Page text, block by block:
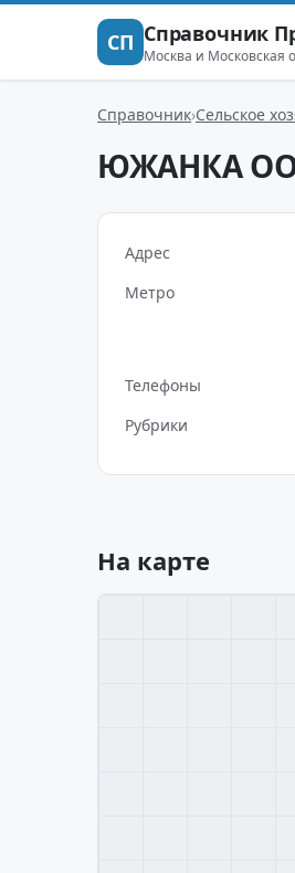
СП Справочник
Москва и Московская
Справочник Сельское
ЮЖАНКА
Адрес
Метро
Телефоны
Рубрики
На карте